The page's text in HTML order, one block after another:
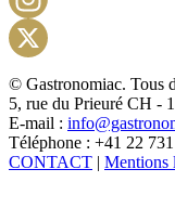
© Gastronomiac. Tous
5, rue du Prieuré CH -
E-mail :
Téléphone : +41 22
CONTACT | Mentions